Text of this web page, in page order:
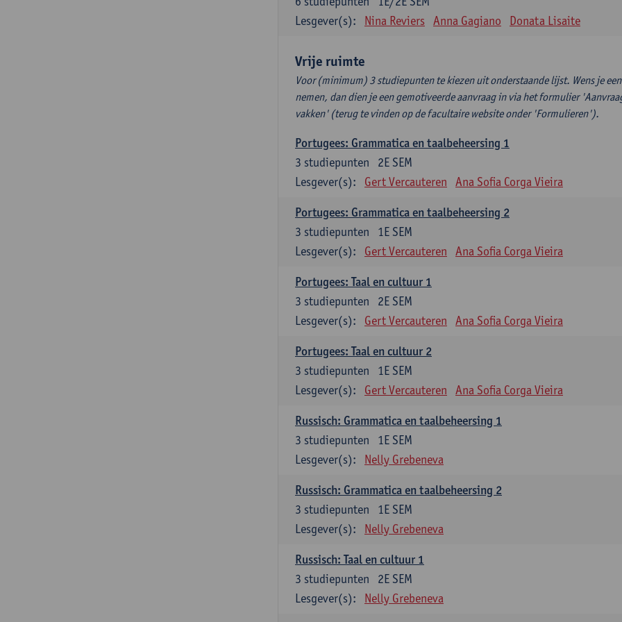
Lesgever(s):
Nina Reviers Anna Gagiano Donata Lisaite
Vrije ruimte
Voor (minimum) 3 studiepunten te kiezen uit onderstaande lijst. Wens je
nemen, dan dien je een gemotiveerde aanvraag in via het formulier
vakken' (terug te vinden op de facultaire website onder 'Formulieren').
Portugees: Grammatica en taalbeheersing 1
2E SEM
3 studiepunten
Lesgever(s):
Gert Vercauteren Ana Sofia Corga Vieira
Portugees: Grammatica en taalbeheersing 2
1E SEM
3 studiepunten
Lesgever(s):
Gert Vercauteren Ana Sofia Corga Vieira
Portugees: Taal en cultuur 1
2E SEM
3 studiepunten
Lesgever(s):
Gert Vercauteren Ana Sofia Corga Vieira
Portugees: Taal en cultuur 2
1E SEM
3 studiepunten
Lesgever(s):
Gert Vercauteren Ana Sofia Corga Vieira
Russisch: Grammatica en taalbeheersing 1
1E SEM
3 studiepunten
Lesgever(s):
Nelly Grebeneva
Russisch: Grammatica en taalbeheersing 2
1E SEM
3 studiepunten
Lesgever(s):
Nelly Grebeneva
Russisch: Taal en cultuur 1
2E SEM
3 studiepunten
Lesgever(s):
Nelly Grebeneva